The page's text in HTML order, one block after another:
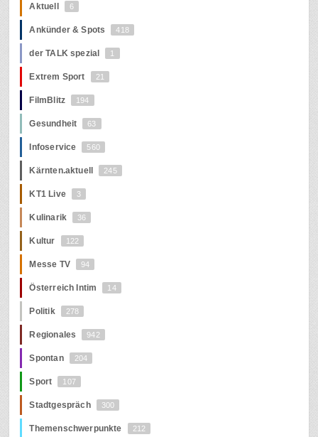
Aktuell 6
Ankünder & Spots 418
der TALK spezial 1
Extrem Sport 21
FilmBlitz 194
Gesundheit 63
Infoservice 560
Kärnten.aktuell 245
KT1 Live 3
Kulinarik 36
Kultur 122
Messe TV 94
Österreich Intim 14
Politik 278
Regionales 942
Spontan 204
Sport 107
Stadtgespräch 300
Themenschwerpunkte 212